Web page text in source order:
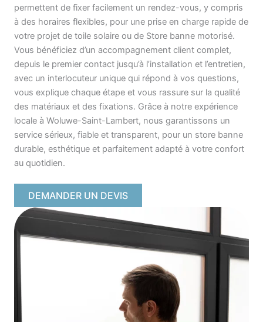
permettent de fixer facilement un rendez-vous, y compris
à des horaires flexibles, pour une prise en charge rapide de
votre projet de toile solaire ou de Store banne motorisé.
Vous bénéficiez d’un accompagnement client complet,
depuis le premier contact jusqu’à l’installation et l’entretien,
avec un interlocuteur unique qui répond à vos questions,
vous explique chaque étape et vous rassure sur la qualité
des matériaux et des fixations. Grâce à notre expérience
locale à Woluwe-Saint-Lambert, nous garantissons un
service sérieux, fiable et transparent, pour un store banne
durable, esthétique et parfaitement adapté à votre confort
au quotidien.
DEMANDER UN DEVIS